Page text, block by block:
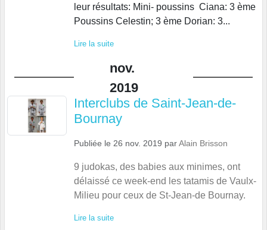
leur résultats: Mini- poussins Ciana: 3 ème
Poussins Celestin; 3 ème Dorian: 3...
Lire la suite
nov.
2019
Interclubs de Saint-Jean-de-
Bournay
Publiée le 26 nov. 2019 parAlain Brisson
9 judokas, des babies aux minimes, ont
délaissé ce week-end les tatamis de Vaulx-
Milieu pour ceux de St-Jean-de Bournay.
Lire la suite